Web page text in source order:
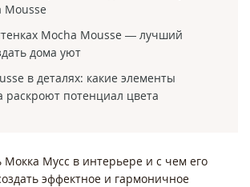
Mousse
Mocha Mousse — лучший
дома уют
в деталях: какие элементы
раскроют потенциал цвета
Мокка Мусс в интерьере и с чем его
эффектное и гармоничное